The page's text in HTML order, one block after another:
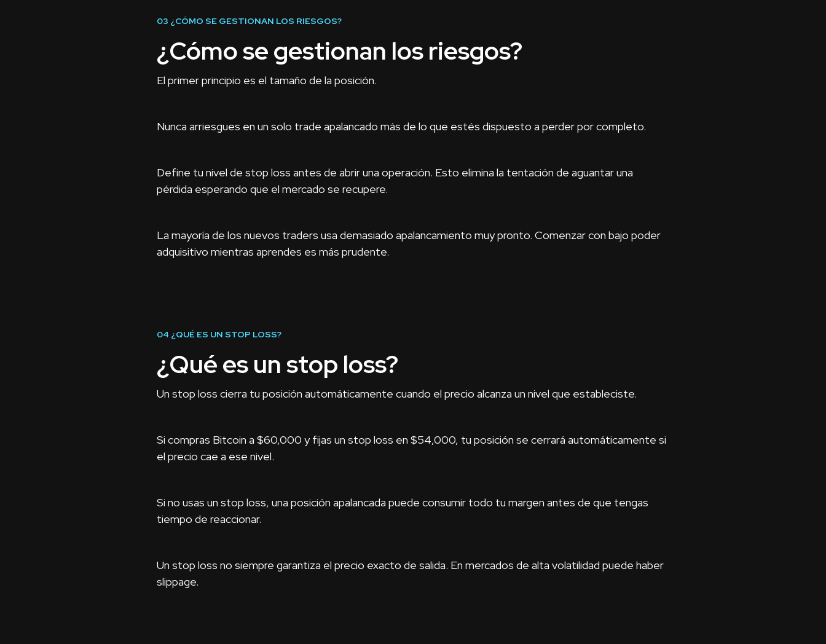
03 ¿CÓMO SE GESTIONAN LOS RIESGOS?
¿Cómo se gestionan los riesgos?
El primer principio es el tamaño de la posición.
Nunca arriesgues en un solo trade apalancado más de lo que estés dispuesto a perder por completo.
Define tu nivel de stop loss antes de abrir una operación. Esto elimina la tentación de aguantar una
pérdida esperando que el mercado se recupere.
La mayoría de los nuevos traders usa demasiado apalancamiento muy pronto. Comenzar con bajo poder
adquisitivo mientras aprendes es más prudente.
04 ¿QUÉ ES UN STOP LOSS?
¿Qué es un stop loss?
Un stop loss cierra tu posición automáticamente cuando el precio alcanza un nivel que estableciste.
Si compras Bitcoin a $60,000 y fijas un stop loss en $54,000, tu posición se cerrará automáticamente si
el precio cae a ese nivel.
Si no usas un stop loss, una posición apalancada puede consumir todo tu margen antes de que tengas
tiempo de reaccionar.
Un stop loss no siempre garantiza el precio exacto de salida. En mercados de alta volatilidad puede haber
slippage.